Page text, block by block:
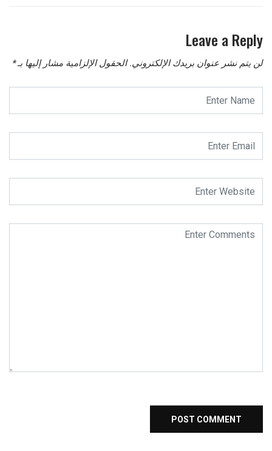
Leave a Reply
لن يتم نشر عنوان بريدك الإلكتروني. الحقول الإلزامية مشار إليها بـ*